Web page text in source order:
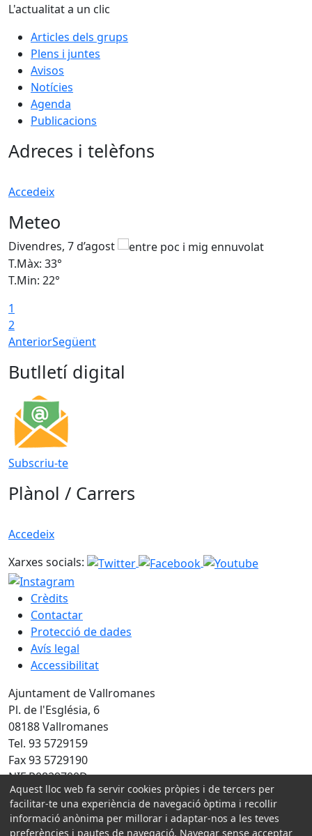
L'actualitat a un clic
Articles dels grups
Plens i juntes
Avisos
Notícies
Agenda
Publicacions
Adreces i telèfons
Accedeix
Meteo
Divendres, 7 d’agost
T.Màx: 33°
T.Min: 22°
1
2
AnteriorSegüent
Butlletí digital
Subscriu-te
Plànol / Carrers
Accedeix
Xarxes socials:
Crèdits
Contactar
Protecció de dades
Avís legal
Accessibilitat
Ajuntament de Vallromanes
Pl. de l'Església, 6
08188 Vallromanes
Tel. 93 5729159
Fax 93 5729190
NIF P0829700D
Amb la col·laboració de:
Aquest lloc web fa servir cookies pròpies i de tercers per
facilitar-te una experiència de navegació òptima i recollir
informació anònima per millorar i adaptar-nos a les teves
preferències i pautes de navegació. Navegar sense acceptar